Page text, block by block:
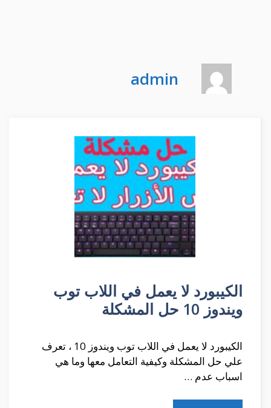
admin
الكيبورد لا يعمل في اللاب توب
ويندوز 10 حل المشكلة
الكيبورد لا يعمل في اللاب توب ويندوز 10 ، تعرف
علي حل المشكلة وكيفية التعامل معها وما هي
اسباب عدم …